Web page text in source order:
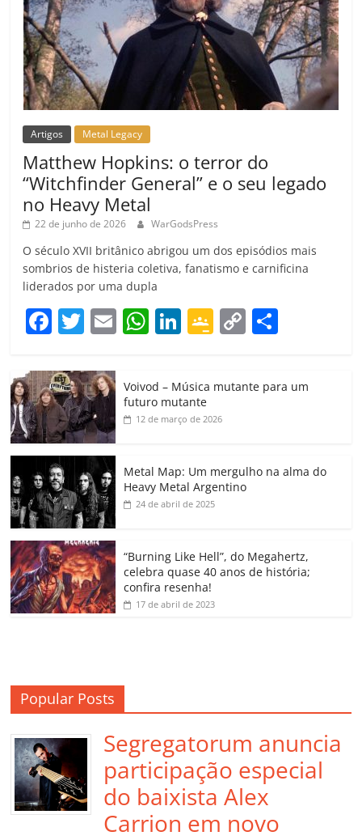
Artigos Metal Legacy
Matthew Hopkins: o terror do
“Witchfinder General” e o seu legado
no Heavy Metal
22 de junho de 2026 WarGodsPress
O século XVII britânico abrigou um dos episódios mais
sombrios de histeria coletiva, fanatismo e carnificina
liderados por uma dupla
F
c
e
b
o
o
k
T
itt
er
E
ai
W
at
s
A
p
Li
k
e
dI
G
gl
e
a
ss
o
m
C
y
k
p
h
Voivod – Música mutante para um
futuro mutante
12 de março de 2026
Metal Map: Um mergulho na alma do
Heavy Metal Argentino
24 de abril de 2025
“Burning Like Hell”, do Megahertz,
celebra quase 40 anos de história;
confira resenha!
17 de abril de 2023
Popular Posts
Segregatorum anuncia
participação especial
do baixista Alex
Carrion em novo